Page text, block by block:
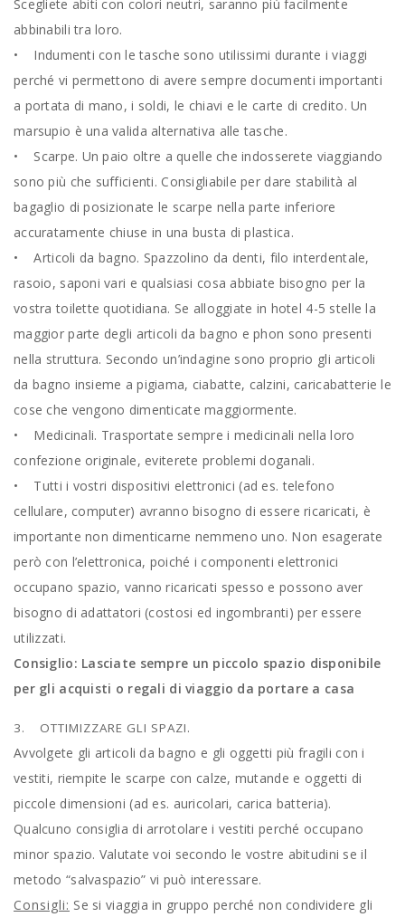
Scegliete abiti con colori neutri, saranno più facilmente
abbinabili tra loro.
• Indumenti con le tasche sono utilissimi durante i viaggi
perché vi permettono di avere sempre documenti importanti
a portata di mano, i soldi, le chiavi e le carte di credito. Un
marsupio è una valida alternativa alle tasche.
• Scarpe. Un paio oltre a quelle che indosserete viaggiando
sono più che sufficienti. Consigliabile per dare stabilità al
bagaglio di posizionate le scarpe nella parte inferiore
accuratamente chiuse in una busta di plastica.
• Articoli da bagno. Spazzolino da denti, filo interdentale,
rasoio, saponi vari e qualsiasi cosa abbiate bisogno per la
vostra toilette quotidiana. Se alloggiate in hotel 4-5 stelle la
maggior parte degli articoli da bagno e phon sono presenti
nella struttura. Secondo un’indagine sono proprio gli articoli
da bagno insieme a pigiama, ciabatte, calzini, caricabatterie le
cose che vengono dimenticate maggiormente.
• Medicinali. Trasportate sempre i medicinali nella loro
confezione originale, eviterete problemi doganali.
• Tutti i vostri dispositivi elettronici (ad es. telefono
cellulare, computer) avranno bisogno di essere ricaricati, è
importante non dimenticarne nemmeno uno. Non esagerate
però con l’elettronica, poiché i componenti elettronici
occupano spazio, vanno ricaricati spesso e possono aver
bisogno di adattatori (costosi ed ingombranti) per essere
utilizzati.
Consiglio: Lasciate sempre un piccolo spazio disponibile
per gli acquisti o regali di viaggio da portare a casa
3. OTTIMIZZARE GLI SPAZI.
Avvolgete gli articoli da bagno e gli oggetti più fragili con i
vestiti, riempite le scarpe con calze, mutande e oggetti di
piccole dimensioni (ad es. auricolari, carica batteria).
Qualcuno consiglia di arrotolare i vestiti perché occupano
minor spazio. Valutate voi secondo le vostre abitudini se il
metodo “salvaspazio” vi può interessare.
Consigli: Se si viaggia in gruppo perché non condividere gli